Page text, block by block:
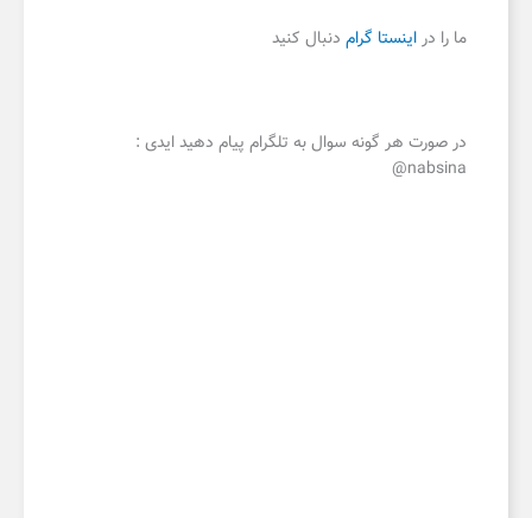
ما را در اینستا گرام دنبال کنید
در صورت هر گونه سوال به تلگرام پیام دهید ایدی :
nabsina@